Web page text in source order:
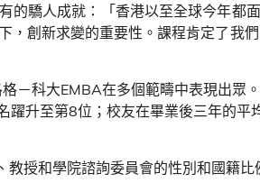
的驕人成就：「香港以至全球今年都
，創新求變的重要性。課程肯定了我
－科大EMBA在多個範疇中表現出眾
躍升至第8位；校友在畢業後三年的平
授和學院諮詢委員會的性別和國籍